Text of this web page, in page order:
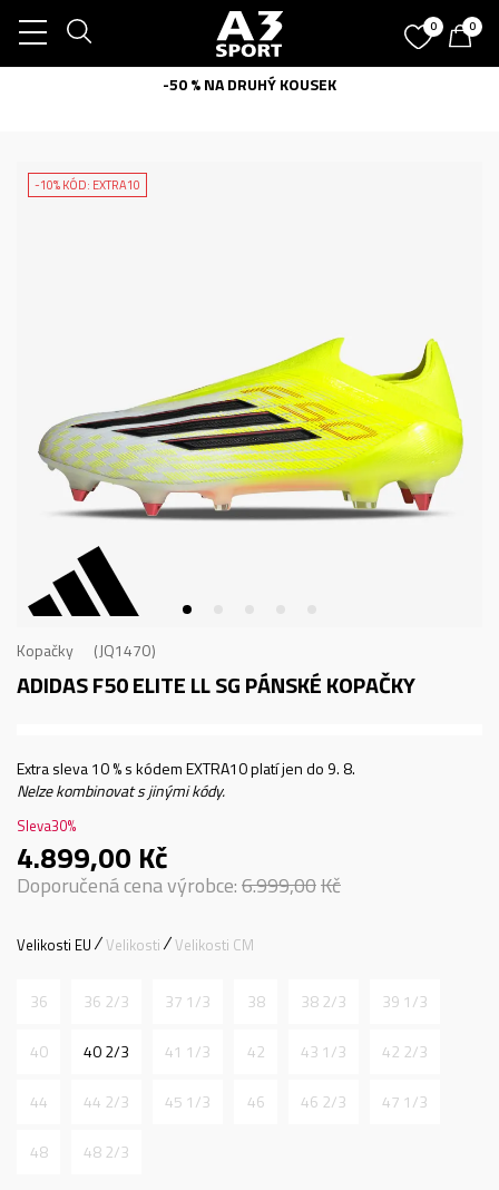
0 0
-50 % NA DRUHÝ KOUSEK
-10% KÓD: EXTRA10
Kopačky JQ1470
ADIDAS F50 ELITE LL SGPÁNSKÉ KOPAČKY
Extra sleva 10 % s kódem EXTRA10 platí jen do 9. 8.
Nelze kombinovat s jinými kódy.
Sleva30%
4.899,00 Kč
Doporučená cena výrobce:6.999,00Kč
Velikosti EU Velikosti Velikosti CM
36 36 2/3 37 1/3 38 38 2/3 39 1/3
40 40 2/3 41 1/3 42 43 1/3 42 2/3
44 44 2/3 45 1/3 46 46 2/3 47 1/3
48 48 2/3